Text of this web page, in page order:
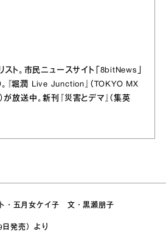
ト。市民ニュースサイト「8bitNews」
。『堀潤 Live Junction』（TOKYO MX
が放送中。新刊『災害とデマ』（集英
・五月女ケイ子 文・黒瀬朋子
発売）より